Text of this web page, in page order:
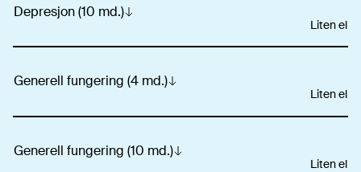
Depresjon (10 md.)
Liten
Generell fungering (4 md.)
Liten
Generell fungering (10 md.)
Liten